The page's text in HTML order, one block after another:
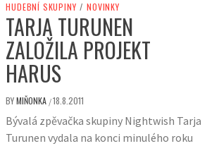
HUDEBNÍ SKUPINY / NOVINKY
TARJA TURUNEN
ZALOŽILA PROJEKT
HARUS
BYMIŇONKA /18.8.2011
Bývalá zpěvačka skupiny Nightwish Tarja
Turunen vydala na konci minulého roku